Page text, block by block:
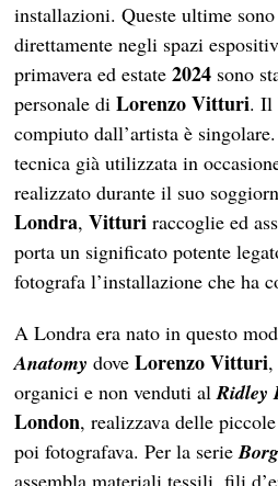
installazioni. Queste ultime
direttamente negli spazi
primavera ed estate2024 sono
personale diLorenzo Vitturi. Il
compiuto dall’artista è
tecnica già utilizzata in
realizzato durante il suo
Londra,Vitturiraccoglie ed
porta un significato potente
fotografa l’installazione che ha
A Londra era nato in questo
Anatomy doveLorenzo Vitturi
organici e non venduti alRidley
London, realizzava delle
poi fotografava. Per la serie
assembla materiali tessili, fili